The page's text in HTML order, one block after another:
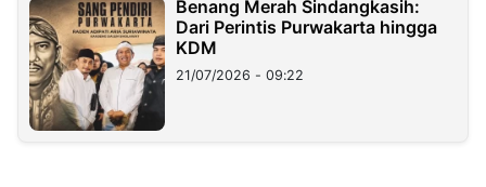
Benang Merah Sindangkasih:
Dari Perintis Purwakarta hingga
KDM
21/07/2026 - 09:22